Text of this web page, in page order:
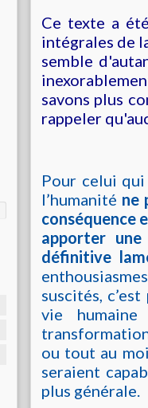
Ce texte a
intégrales de
semble
savons plus
rappeler
Pour celui
l’humanité ne
conséquence
apporter
définitive
suscités,
vie
ou tout au
seraient
plus générale.